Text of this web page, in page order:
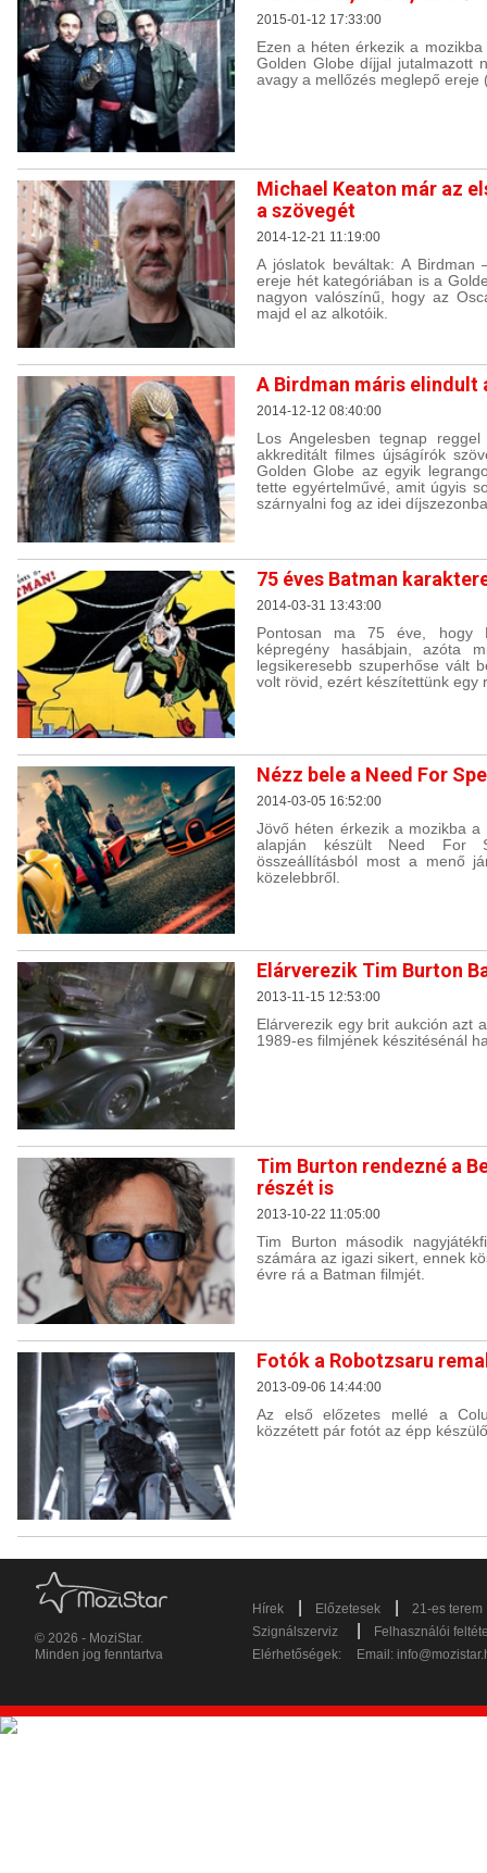
2015-01-12 17:33:00
Ezen a héten érkezik a
Golden Globe díjjal jutalmazott
avagy a mellőzés meglepő ereje
Michael Keaton már az
a szövegét
2014-12-21 11:19:00
A jóslatok beváltak: A Birdman
ereje hét kategóriában is a
nagyon valószínű, hogy az
majd el az alkotóik.
A Birdman máris elindult
2014-12-12 08:40:00
Los Angelesben tegnap
akkreditált filmes újságírók
Golden Globe az egyik
tette egyértelművé, amit úgyis
szárnyalni fog az idei
75 éves Batman
2014-03-31 13:43:00
Pontosan ma 75 éve, hogy
képregény hasábjain, azóta
legsikeresebb szuperhőse vált
volt rövid, ezért készítettünk egy
Nézz bele a Need For
2014-03-05 16:52:00
Jövő héten érkezik a mozikba
alapján készült Need
összeállításból most a menő
közelebbről.
Elárverezik Tim Burton
2013-11-15 12:53:00
Elárverezik egy brit aukción azt
1989-es filmjének készitésénál
Tim Burton rendezné a
részét is
2013-10-22 11:05:00
Tim Burton második
számára az igazi sikert, ennek
évre rá a Batman filmjét.
Fotók a Robotzsaru
2013-09-06 14:44:00
Az első előzetes mellé a
közzétett pár fotót az épp
© 2026 - MoziStar.
Minden jog fenntartva
Hírek Előzetesek
21-es terem
Szignálszerviz
Felhasználói
Elérhetőségek:
Email: